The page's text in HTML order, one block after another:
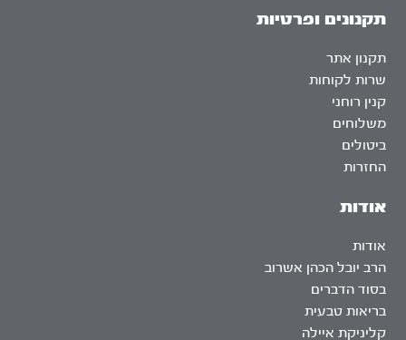
אודות
אודות
הרב יובל הכהן אשרוב
בסוד הדברים
בריאות טבעית
קליניקת איילה
תקנונים ופרטיות
תקנון אתר
שרות לקוחות
קנין רוחני
משלוחים
ביטולים
החזרות